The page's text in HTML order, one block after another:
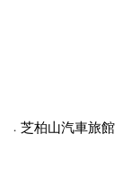
． 芝柏山汽車旅館